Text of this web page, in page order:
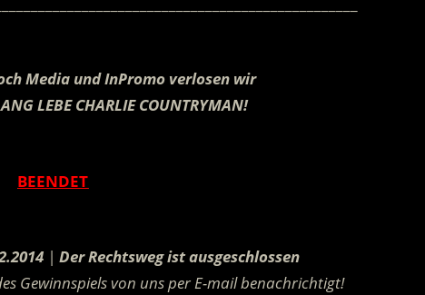
Media und InPromo verlosen wir
LEBE CHARLIE COUNTRYMAN!
BEENDET
|Der Rechtsweg ist ausgeschlossen
Gewinnspiels von uns per E-mail benachrichtigt!